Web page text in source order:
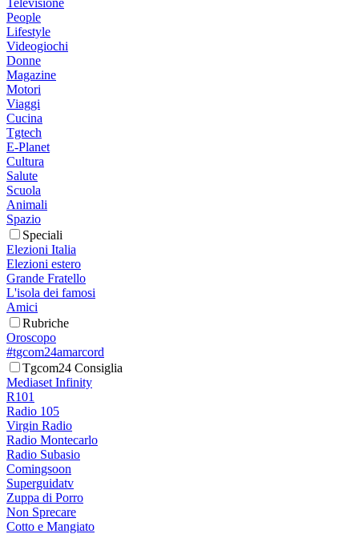
People
Lifestyle
Videogiochi
Donne
Magazine
Motori
Viaggi
Cucina
Tgtech
E-Planet
Cultura
Salute
Scuola
Animali
Spazio
Speciali
Elezioni Italia
Elezioni estero
Grande Fratello
L'isola dei famosi
Amici
Rubriche
Oroscopo
#tgcom24amarcord
Tgcom24 Consiglia
Mediaset Infinity
R101
Radio 105
Virgin Radio
Radio Montecarlo
Radio Subasio
Comingsoon
Superguidatv
Zuppa di Porro
Non Sprecare
Cotto e Mangiato